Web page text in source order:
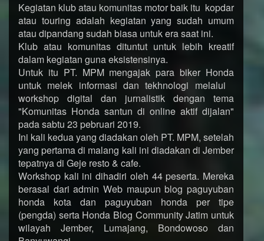
Kegiatan klub atau komunitas motor baik itu kopdar
atau touring adalah kegiatan yang sudah umum
atau dipandang sudah biasa untuk era saat ini.
Klub atau komunitas dituntut untuk lebih kreatif
dalam kegiatan guna eksistensinya.
Untuk itu PT. MPM mengajak para biker Honda
untuk melek informasi dan tekhnologi melalui
workshop digital dan jurnalistik dengan tema
"Komunitas Honda santun di online aktif dijalan"
pada sabtu 23 pebruari 2019.
Ini kali kedua yang diadakan oleh PT. MPM, setelah
yang pertama di malang kali ini diadakan di Jember
tepatnya di Geje resto & cafe.
Workshop kali ini dihadiri oleh 44 peserta. Mereka
berasal dari admin Web maupun blog paguyuban
honda kota dan paguyuban honda per tipe
(pengda) serta Honda Blog Community Jatim untuk
wilayah Jember, Lumajang, Bondowoso dan